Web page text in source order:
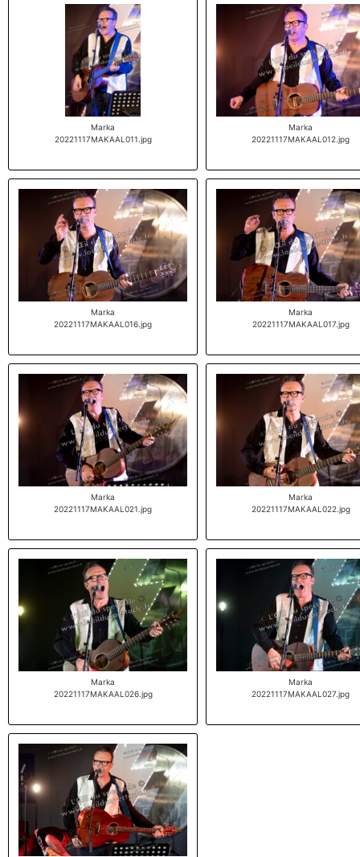
Marka
20221117MAKAAL011.jpg
Marka
20221117MAKAAL012.jpg
Marka
20221117MAKAAL016.jpg
Marka
20221117MAKAAL017.jpg
Marka
20221117MAKAAL021.jpg
Marka
20221117MAKAAL022.jpg
Marka
20221117MAKAAL026.jpg
Marka
20221117MAKAAL027.jpg